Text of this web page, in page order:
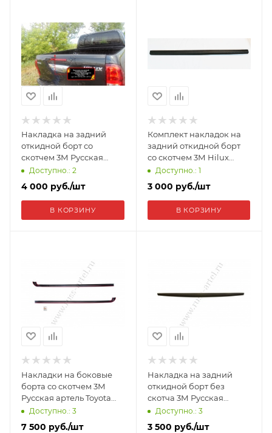
Накладка на задний
откидной борт со
скотчем 3М Русская
артель Toyota Hilux 2015-
2018 (VIII дорестайлинг)
NT-150702
Доступно.: 2
4 000 руб./шт
В КОРЗИНУ
Комплект накладок на
задний откидной борт
cо скотчем 3М Hilux
2004-2011 NT-160702
Доступно.: 1
3 000 руб./шт
В КОРЗИНУ
Накладки на боковые
борта со скотчем 3М
Русская артель Toyota
Hilux 2015-2018 (VIII
Доступно.: 3
7 500 руб./шт
Накладка на задний
откидной борт без
скотча 3М Русская
артель Mitsubishi L200
2015-2018 NM-157112
Доступно.: 3
3 500 руб./шт